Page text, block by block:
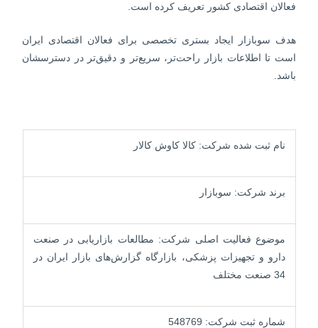
فعالان اقتصادی کشور تعریف کرده است.
هدف سوبازار ایجاد بستری تخصصی برای فعالان اقتصادی ایران
است تا اطلاعات بازار راحت‌تر، سریع‌تر و دقیق‌تر در دسترسشان
باشد.
نام ثبت شده شرکت: کالا کاوش کالار
برند شرکت: سوبازار
موضوع فعالیت اصلی شرکت: مطالعات بازاریابی در صنعت
دارو و تجهیزات پزشکی، بازارگاه گزارش‌های بازار ایران در
34 صنعت مختلف
شماره ثبت شرکت: 548769